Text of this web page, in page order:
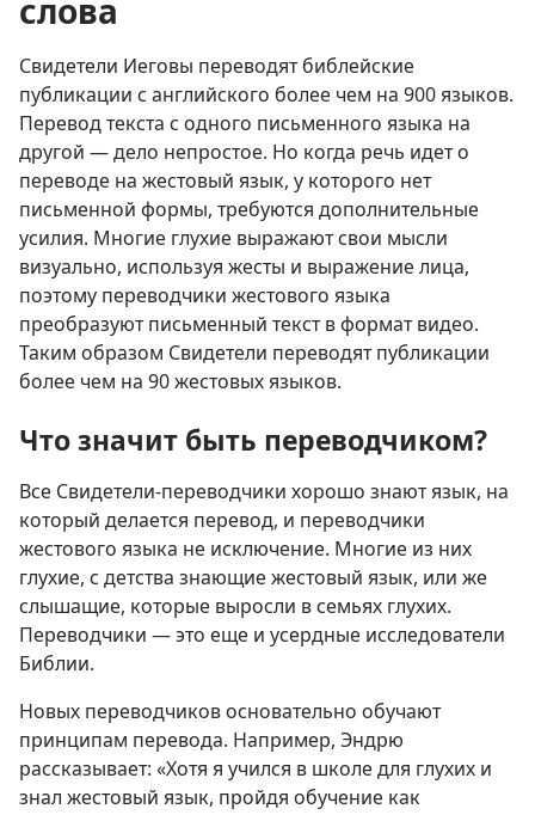
слова
Свидетели Иеговы переводят библейские
публикации с английского более чем на 900 языков.
Перевод текста с одного письменного языка на
другой — дело непростое. Но когда речь идет о
переводе на жестовый язык, у которого нет
письменной формы, требуются дополнительные
усилия. Многие глухие выражают свои мысли
визуально, используя жесты и выражение лица,
поэтому переводчики жестового языка
преобразуют письменный текст в формат видео.
Таким образом Свидетели переводят публикации
более чем на 90 жестовых языков.
Что значит быть переводчиком?
Все Свидетели-переводчики хорошо знают язык, на
который делается перевод, и переводчики
жестового языка не исключение. Многие из них
глухие, с детства знающие жестовый язык, или же
слышащие, которые выросли в семьях глухих.
Переводчики — это еще и усердные исследователи
Библии.
Новых переводчиков основательно обучают
принципам перевода. Например, Эндрю
рассказывает: «Хотя я учился в школе для глухих и
знал жестовый язык, пройдя обучение как